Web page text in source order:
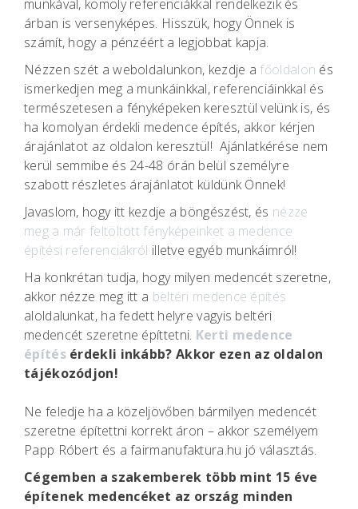
munkával, komoly referenciákkal rendelkezik és
árban is versenyképes. Hisszük, hogy Önnek is
számít, hogy a pénzéért a legjobbat kapja.
Nézzen szét a weboldalunkon, kezdje a főoldalon és
ismerkedjen meg a munkáinkkal, referenciáinkkal és
természetesen a fényképeken keresztül velünk is, és
ha komolyan érdekli medence építés, akkor kérjen
árajánlatot az oldalon keresztül! Ajánlatkérése nem
kerül semmibe és 24-48 órán belül személyre
szabott részletes árajánlatot küldünk Önnek!
Javaslom, hogy itt kezdje a böngészést, és nézze
meg a már feltöltött fényképeinket a medence
építési referenciákról illetve egyéb munkáimról!
Ha konkrétan tudja, hogy milyen medencét szeretne,
akkor nézze meg itt a beltéri medence építés
aloldalunkat, ha fedett helyre vagyis beltéri
medencét szeretne építtetni. Kerti medence
építésérdekli inkább? Akkor ezen az oldalon
tájékozódjon!
Ne feledje ha a közeljövőben bármilyen medencét
szeretne építettni korrekt áron – akkor személyem
Papp Róbert és a fairmanufaktura.hu jó választás.
Cégemben a szakemberek több mint 15 éve
építenek medencéket az ország minden